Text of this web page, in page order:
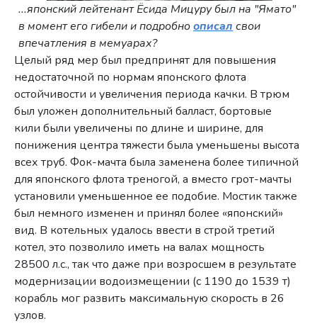
...японский лейтенант Ёсида Мицуру был на "Ямато"
в момент его гибели и подробноописал свои
впечатления в мемуарах?
Целый ряд мер был предпринят для повышения
недостаточной по нормам японского флота
остойчивости и увеличения периода качки. В трюм
был уложен дополнительный балласт, бортовые
кили были увеличены по длине и ширине, для
понижения центра тяжести была уменьшены высота
всех труб. Фок-мачта была заменена более типичной
для японского флота треногой, а вместо грот-мачты
установили уменьшенное ее подобие. Мостик также
был немного изменен и принял более «японский»
вид. В котельных удалось ввести в строй третий
котел, это позволило иметь на валах мощность
28500 л.с., так что даже при возросшем в результате
модернизации водоизмещении (с 1190 до 1539 т)
корабль мог развить максимальную скорость в 26
узлов.